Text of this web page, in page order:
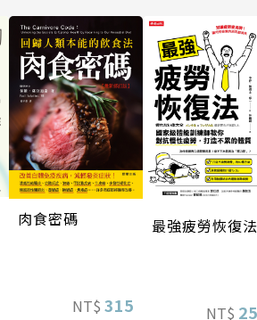
肉食密碼
NT$ 315
最強疲勞恢復法
NT$